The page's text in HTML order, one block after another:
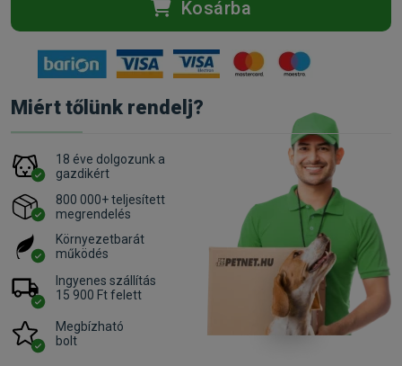
Kosárba
Miért tőlünk rendelj?
18 éve dolgozunk a
gazdikért
800 000+ teljesített
megrendelés
Környezetbarát
működés
Ingyenes szállítás
15 900 Ft felett
Megbízható
bolt